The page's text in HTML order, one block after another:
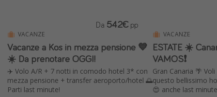
VACANZE
Vacanze a Kos in mezza pensione 💙
☀️ Da prenotare OGGI!
✈️ Volo A/R + 7 notti in comodo hotel 3* con
mezza pensione + transfer aeroporto/hotel 🌅
Parti last minute!
Da 542€ pp
VACANZE
ESTATE ☀️
VAMOS❗️
Gran Canaria 🌴
questo bellissimo
😍 anche last